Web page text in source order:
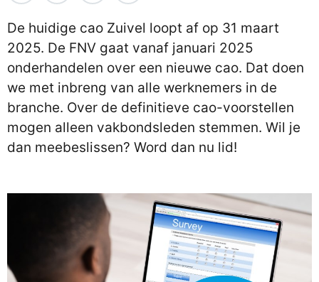
De huidige cao Zuivel loopt af op 31 maart
2025. De FNV gaat vanaf januari 2025
onderhandelen over een nieuwe cao. Dat doen
we met inbreng van alle werknemers in de
branche. Over de definitieve cao-voorstellen
mogen alleen vakbondsleden stemmen. Wil je
dan meebeslissen? Word dan nu lid!